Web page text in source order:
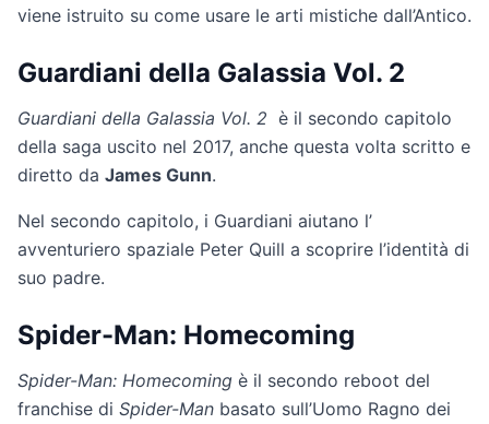
viene istruito su come usare le arti mistiche dall’Antico.
Guardiani della Galassia Vol. 2
Guardiani della Galassia Vol. 2 è il secondo capitolo
della saga uscito nel 2017, anche questa volta scritto e
diretto da James Gunn.
Nel secondo capitolo, i Guardiani aiutano l’
avventuriero spaziale Peter Quill a scoprire l’identità di
suo padre.
Spider-Man: Homecoming
Spider-Man: Homecoming è il secondo reboot del
franchise di Spider-Man basato sull’Uomo Ragno dei